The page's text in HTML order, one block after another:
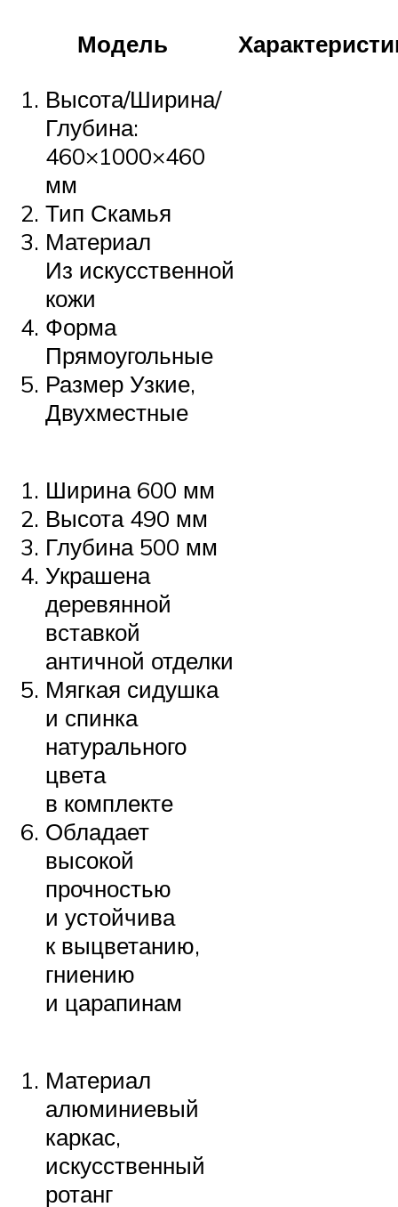
Модель
Высота/Ширина/
Глубина:
460×1000×460
мм
Тип Скамья
Материал
Из искусственной
кожи
Форма
Прямоугольные
Размер Узкие,
Двухместные
Ширина 600 мм
Высота 490 мм
Глубина 500 мм
Украшена
деревянной
вставкой
античной отделки
Мягкая сидушка
и спинка
натурального
цвета
в комплекте
Обладает
высокой
прочностью
и устойчива
к выцветанию,
гниению
и царапинам
Материал
алюминиевый
каркас,
искусственный
ротанг